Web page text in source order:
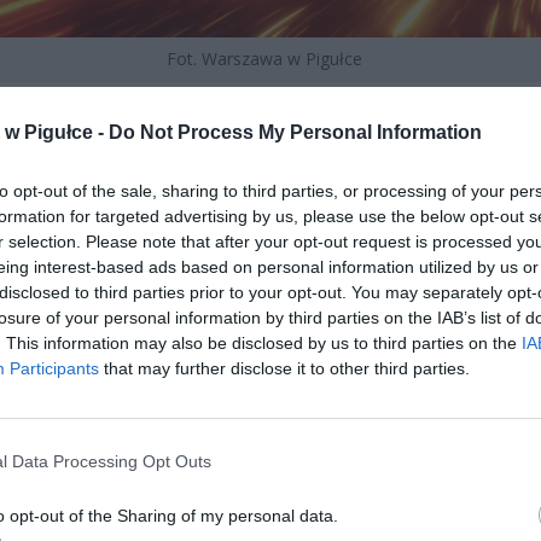
Pigułce - Do Not Process My Personal Information
opt-out of the sale, sharing to third parties, or processing of your
for targeted advertising by us, please use the below opt-out
selection. Please note that after your opt-out request is processed
interest-based ads based on personal information utilized by us
to third parties prior to your opt-out. You may separately
of your personal information by third parties on the IAB’s list of
This information may also be disclosed by us to third parties on the
Participants that may further disclose it to other third parties.
Data Processing Opt Outs
opt-out of the Sharing of my personal data.
Fot. Warszawa w Pigułce
głównie agencjom rządowym, Komisja Europejska bezpośrednio
Ta fundamentalna zmiana strategii odzwierciedla
ekspertów ds. bezpieczeństwa dotyczące podatności
konwencjonalne i hybrydowe, szczególnie te pochodzące z Rosji i
ad